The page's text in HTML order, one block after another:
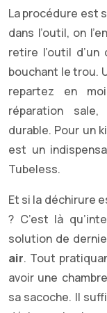
La procédure est
dans l’outil, on
retire l’outil
bouchant le trou.
repartez en
réparation
durable. Pour un
est un
Tubeless.
Et si la déchirure
? C’est là
solution de
air. Tout
avoir une
sa sacoche. Il